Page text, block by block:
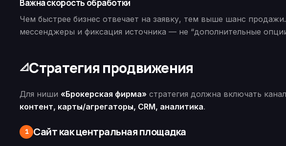
Важна скорость обработки
Чем быстрее бизнес отвечает на заявку, тем выше шанс
мессенджеры и фиксация источника — не “дополнительные
📐Стратегия продвижения
Для ниши «Брокерская фирма» стратегия должна включать
контент, карты/агрегаторы, CRM, аналитика.
1 Сайт как центральная площадка